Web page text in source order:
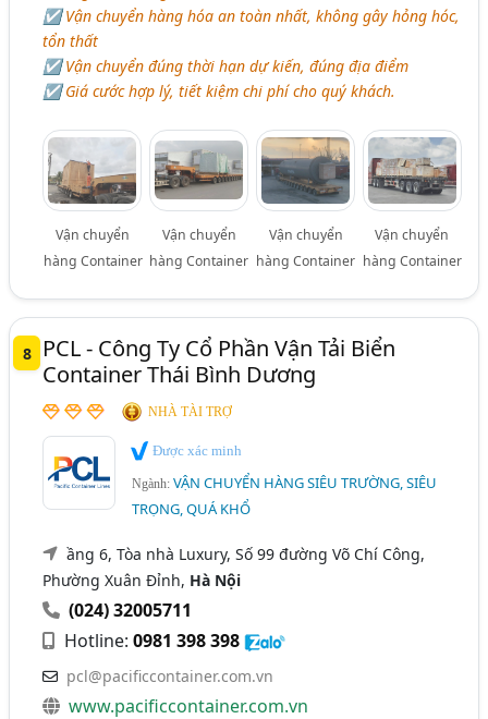
☑ Vận chuyển hàng hóa an toàn nhất, không gây hỏng hóc,
tổn thất
☑ Vận chuyển đúng thời hạn dự kiến, đúng địa điểm
☑ Giá cước hợp lý, tiết kiệm chi phí cho quý khách.
Vận chuyển
hàng Container
Vận chuyển
hàng Container
Vận chuyển
hàng Container
Vận chuyển
hàng Container
8
PCL - Công Ty Cổ Phần Vận Tải Biển
Container Thái Bình Dương
NHÀ TÀI TRỢ
Được xác minh
Ngành:VẬN CHUYỂN HÀNG SIÊU TRƯỜNG, SIÊU
TRỌNG, QUÁ KHỔ
ầng 6, Tòa nhà Luxury, Số 99 đường Võ Chí Công,
Phường Xuân Đỉnh, Hà Nội
(024) 32005711
Hotline:0981 398 398
pcl@pacificcontainer.com.vn
www.pacificcontainer.com.vn